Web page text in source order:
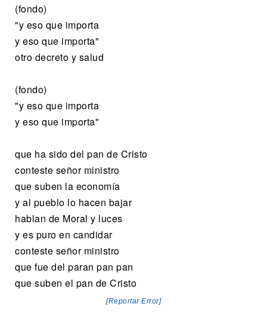
(fondo)
"y eso que importa
y eso que importa"
otro decreto y salud
(fondo)
"y eso que importa
y eso que importa"
que ha sido del pan de Cristo
conteste señor ministro
que suben la economía
y al pueblo lo hacen bajar
hablan de Moral y luces
y es puro en candidar
conteste señor ministro
que fue del paran pan pan
que suben el pan de Cristo
[Reportar Error]